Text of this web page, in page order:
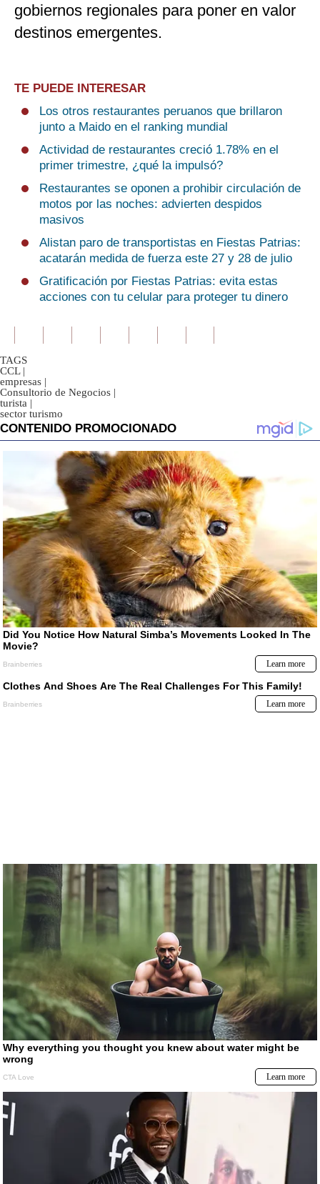
gobiernos regionales para poner en valor
destinos emergentes.
TE PUEDE INTERESAR
Los otros restaurantes peruanos que brillaron
junto a Maido en el ranking mundial
Actividad de restaurantes creció 1.78% en el
primer trimestre, ¿qué la impulsó?
Restaurantes se oponen a prohibir circulación de
motos por las noches: advierten despidos
masivos
Alistan paro de transportistas en Fiestas Patrias:
acatarán medida de fuerza este 27 y 28 de julio
Gratificación por Fiestas Patrias: evita estas
acciones con tu celular para proteger tu dinero
TAGS
CCL |
empresas |
Consultorio de Negocios |
turista |
sector turismo